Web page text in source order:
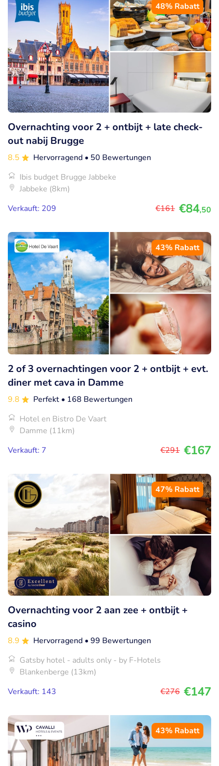
48% Rabatt
Overnachting voor 2 + ontbijt + late check-
out nabij Brugge
8.5 Hervorragend • 50 Bewertungen
Ibis budget Brugge Jabbeke
Jabbeke (8km)
Verkauft: 209
€161 €84,50
43% Rabatt
2 of 3 overnachtingen voor 2 + ontbijt + evt.
diner met cava in Damme
9.8 Perfekt • 168 Bewertungen
Hotel en Bistro De Vaart
Damme (11km)
Verkauft: 7
€291 €167
47% Rabatt
Overnachting voor 2 aan zee + ontbijt +
casino
8.9 Hervorragend • 99 Bewertungen
Gatsby hotel - adults only - by F-Hotels
Blankenberge (13km)
Verkauft: 143
€276 €147
43% Rabatt